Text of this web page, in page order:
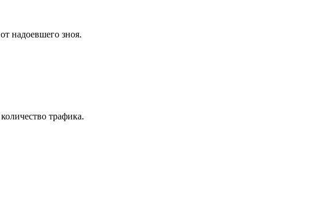
надоевшего зноя.
трафика.